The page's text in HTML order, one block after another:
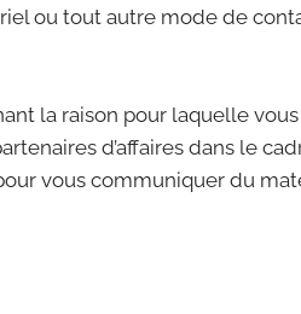
ou tout autre mode de
la raison pour laquelle
d’affaires dans le
vous communiquer du